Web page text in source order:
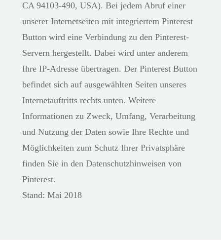
CA 94103-490, USA). Bei jedem Abruf einer
unserer Internetseiten mit integriertem Pinterest
Button wird eine Verbindung zu den Pinterest-
Servern hergestellt. Dabei wird unter anderem
Ihre IP-Adresse übertragen. Der Pinterest Button
befindet sich auf ausgewählten Seiten unseres
Internetauftritts rechts unten. Weitere
Informationen zu Zweck, Umfang, Verarbeitung
und Nutzung der Daten sowie Ihre Rechte und
Möglichkeiten zum Schutz Ihrer Privatsphäre
finden Sie in den Datenschutzhinweisen von
Pinterest.
Stand: Mai 2018